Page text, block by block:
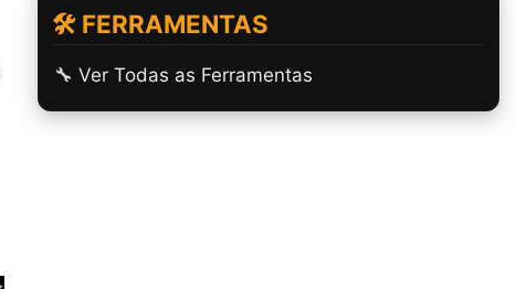
🛠️ FERRAMENTAS
🔧 Ver Todas as Ferramentas